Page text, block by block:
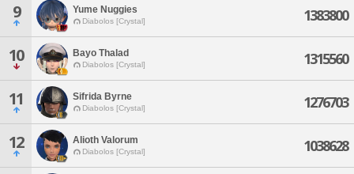
9 Yume Nuggies
Diabolos [Crystal] 1383800
10 Bayo Thalad
Diabolos [Crystal] 1315560
11 Sifrida Byrne
Diabolos [Crystal] 1276703
12 Alioth Valorum
Diabolos [Crystal] 1038628